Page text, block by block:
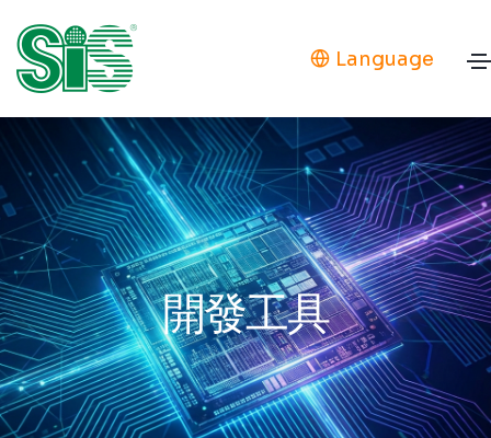
Language
開發工具